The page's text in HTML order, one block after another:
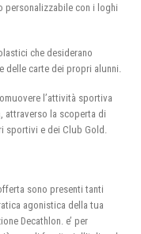
personalizzabile con i loghi
che desiderano
delle carte dei propri alunni.
l’attività sportiva
attraverso la scoperta di
sportivi e dei Club Gold.
sono presenti tanti
agonistica della tua
Decathlon. e’ per